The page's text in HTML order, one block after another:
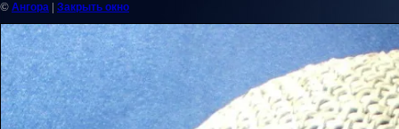
© Ангора | Закрыть окно